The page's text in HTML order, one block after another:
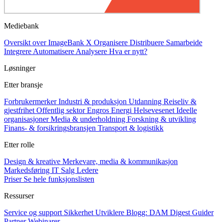
Mediebank
Oversikt over ImageBank X Organisere Distribuere Samarbeide
Integrere Automatisere Analysere Hva er nytt?
Løsninger
Etter bransje
ForbrukermerkerIndustri & produksjon Utdanning Reiseliv &
gjestfrihet Offentlig sektorEngros Energi Helsevesenet Ideelle
organisasjonerMedia & underholdning Forskning & utvikling
Finans- & forsikringsbransjen Transport & logistikk
Etter rolle
Design & kreative Merkevare, media & kommunikasjon
Markedsføring IT Salg Ledere
Priser Se hele funksjonslisten
Ressurser
Service og support Sikkerhet Utviklere Blogg: DAM Digest Guider